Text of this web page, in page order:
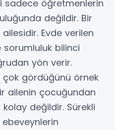
sadece öğretmenlerin
değildir. Bir
Evde verilen
sorumluluk bilinci
yön verir.
gördüğünü örnek
ailenin çocuğundan
değildir. Sürekli